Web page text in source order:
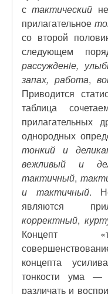
стактический
прилагательное
со второй
следующем
рассужденiе,
запах, работа,
Приводится
таблица
прилагательных
однородных
тонкий и
вежливый и
тактичный,
и тактичный.
являются
корректный,
Концепт
концепта
тонкости ума —
различать и